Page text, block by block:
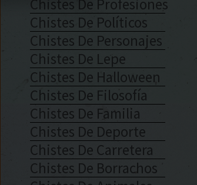
Chistes De Profesiones
Chistes De Políticos
Chistes De Personajes
Chistes De Lepe
Chistes De Halloween
Chistes De Filosofía
Chistes De Familia
Chistes De Deporte
Chistes De Carretera
Chistes De Borrachos